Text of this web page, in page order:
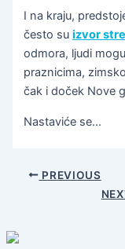
I na kraju,
često suizvor
odmora, ljudi
praznicima,
čak i doček Nove
Nastaviće se…
PREVIOUS